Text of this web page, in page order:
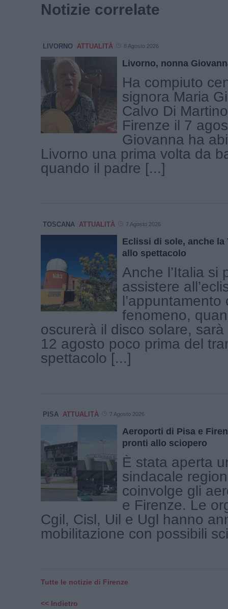
Notizie correlate
LIVORNO ATTUALITÀ 8 Agosto 2026
Livorno, nonna
Ha compiuto
signora Maria
Calvo Di
Firenze il 7
Giovanna ha
Livorno una prima volta da
quando il padre [...]
TOSCANA ATTUALITÀ 7 Agosto 2026
Eclissi di sole, anche la
allo spettacolo
Anche l’Italia si
assistere
l’appuntamento
fenomeno,
oscurerà il disco solare,
12 agosto poco prima del
spettacolo [...]
PISA ATTUALITÀ 7 Agosto 2026
Aeroporti di Pisa e
pronti allo sciopero
È stata aperta
sindacale
coinvolge gli
e Firenze. Le
Cgil, Cisl, Uil e Ugl hanno
mobilitazione con possibili
Tutte le notizie di Firenze
<< Indietro